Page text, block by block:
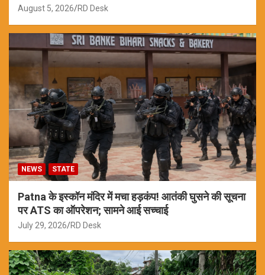
August 5, 2026 RD Desk
NEWS STATE
Patna के इस्कॉन मंदिर में मचा हड़कंप! आतंकी घुसने की सूचना
पर ATS का ऑपरेशन; सामने आई सच्चाई
July 29, 2026 RD Desk